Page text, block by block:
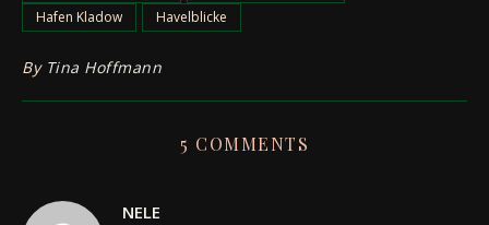
Hafen Kladow
Havelblicke
By Tina Hoffmann
5 COMMENTS
NELE